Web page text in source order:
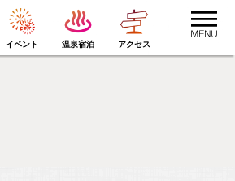
イベント 温泉宿泊 アクセス
toggle